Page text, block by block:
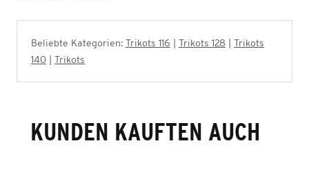
Beliebte Kategorien: Trikots 116 Trikots 128
Trikots
140
Trikots
KUNDEN KAUFTEN AUCH